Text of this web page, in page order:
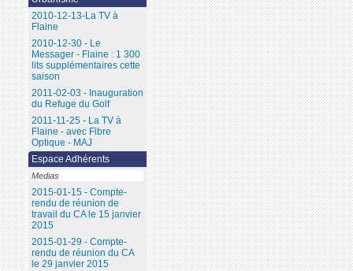
2010-12-13-La TV à
Flaine
2010-12-30 - Le
Messager - Flaine : 1 300
lits supplémentaires cette
saison
2011-02-03 - Inauguration
du Refuge du Golf
2011-11-25 - La TV à
Flaine - avec Fibre
Optique - MAJ
Espace Adhérents
Medias
2015-01-15 - Compte-
rendu de réunion de
travail du CA le 15 janvier
2015
2015-01-29 - Compte-
rendu de réunion du CA
le 29 janvier 2015